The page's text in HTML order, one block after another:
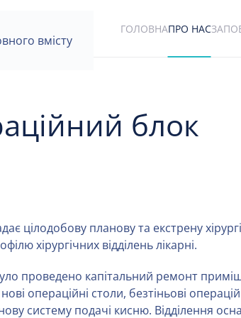
вмісту
ГОЛОВНАПРО НАС
блок
цілодобову планову та екстрену
хірургічних відділень лікарні.
проведено капітальний ремонт
операційні столи, безтіньові
систему подачі кисню. Відділення